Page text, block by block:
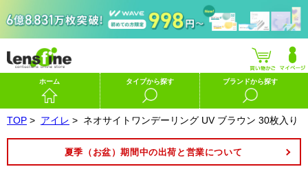
ホーム タイプから探す ブランドから探す
TOP > アイレ > ネオサイトワンデーリング UV ブラウン 30枚入り
夏季（お盆）期間中の出荷と営業について